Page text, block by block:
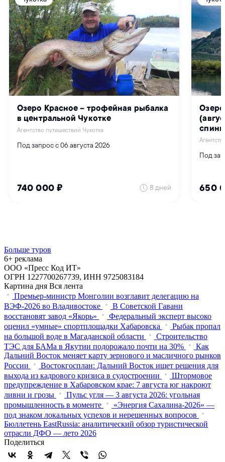
Больше туров
6+ реклама
ООО «Пресс Код ИТ»
ОГРН 1227700267739, ИНН 9725083184
Картина дня Вся лента
Премьер-министр Монголии возглавит делегацию на
ВЭФ‑2026 во Владивостоке
В Советской Гавани
восстановят завод «Якорь»
Федеральный эксперт высоко
оценил «умные» спортплощадки Хабаровска
Рыбак пропал
на большой воде в Магаданской области
Строительство
ТЭС для БАМа в Якутии подорожало почти на 30%
Как
Дальний Восток меняет карту зернового и масличного рынков
России
Востокгосплан: Дальний Восток ищет решения для
выхода из кадрового кризиса в судостроении
Штормовое
предупреждение в Хабаровском крае: 7 августа юг накроют
ливни и грозы
Пульс угля — 3 августа 2026: угольная
промышленность в моменте
«Энергия Сахалина-2026» —
под знаком локальных успехов и нерешенных вопросов
Бюллетень EastRussia: аналитический обзор туристической
отрасли ДФО — лето 2026
Поделиться